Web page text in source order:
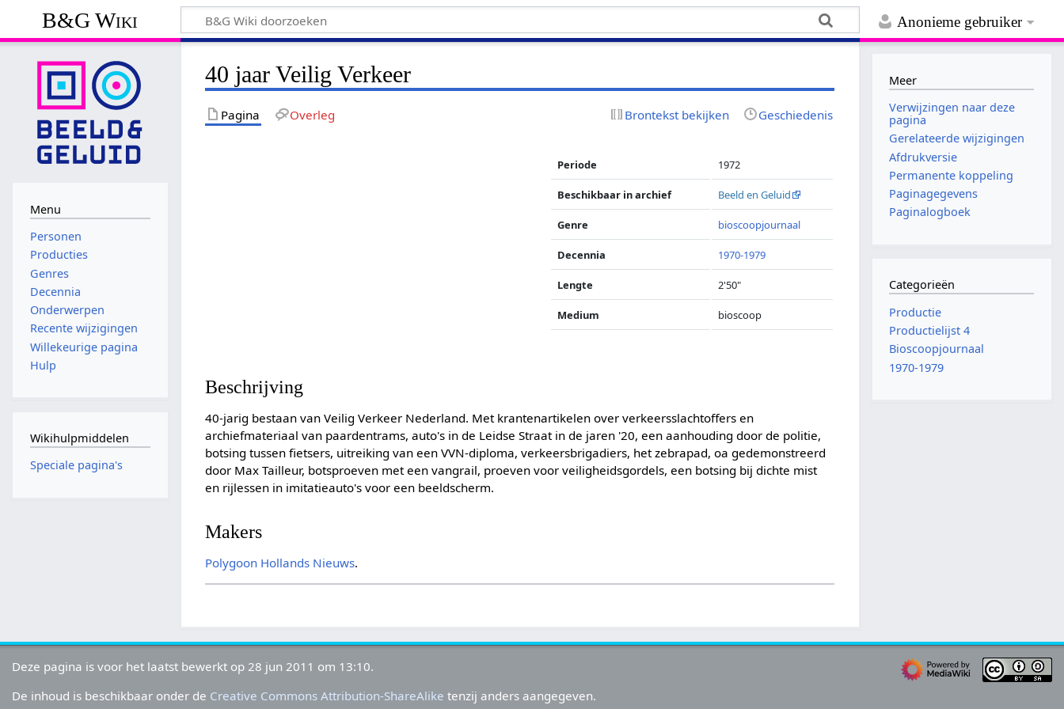
Anonieme gebruiker
B&G Wiki
40 jaar Veilig Verkeer
Pagina Overleg Brontekst bekijken Geschiedenis
Periode 1972
Beschikbaar in archief Beeld en Geluid
Genre bioscoopjournaal
Decennia 1970-1979
Lengte 2'50"
Medium bioscoop
Beschrijving
40-jarig bestaan van Veilig Verkeer Nederland. Met krantenartikelen over verkeersslachtoffers en
archiefmateriaal van paardentrams, auto's in de Leidse Straat in de jaren '20, een aanhouding door de politie,
botsing tussen fietsers, uitreiking van een VVN-diploma, verkeersbrigadiers, het zebrapad, oa gedemonstreerd
door Max Tailleur, botsproeven met een vangrail, proeven voor veiligheidsgordels, een botsing bij dichte mist
en rijlessen in imitatieauto's voor een beeldscherm.
Makers
Polygoon Hollands Nieuws.
Menu
Personen
Producties
Genres
Decennia
Onderwerpen
Recente wijzigingen
Willekeurige pagina
Hulp
Wikihulpmiddelen
Speciale pagina's
Meer
Verwijzingen naar deze
pagina
Gerelateerde wijzigingen
Afdrukversie
Permanente koppeling
Paginagegevens
Paginalogboek
Categorieën
Productie
Productielijst 4
Bioscoopjournaal
1970-1979
Deze pagina is voor het laatst bewerkt op 28 jun 2011 om 13:10.
De inhoud is beschikbaar onder de Creative Commons Attribution-ShareAlike tenzij anders aangegeven.